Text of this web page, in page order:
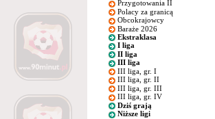
Przygotowania II
Polacy za granicą
Obcokrajowcy
Baraże 2026
Ekstraklasa
I liga
II liga
III liga
III liga, gr. I
III liga, gr. II
III liga, gr. III
III liga, gr. IV
Dziś grają
Niższe ligi